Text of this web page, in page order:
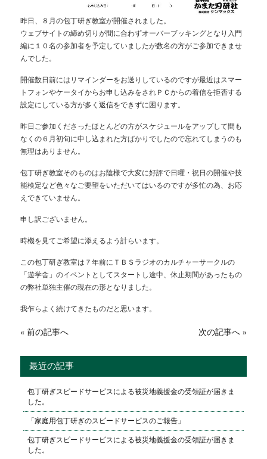
昨日、８月の包丁研ぎ教室が開催されました。
ウェブサイトの締め切りが間に合わずオーバーブッキングとなり 入門
編に１０名の参加者を予定していましたが数名の方がご参加できませ
んでした。
開催数日前にはリマインダーをお送りしているのですが最近はスマー
トフォンやケータイからお申し込みをされＰＣからの着信を拒否する
設定にしている方が多く 返信をできずに困ります。
昨日ご参加くださったほとんどの方がスケジュールをアップして間も
なくの６月初旬に申し込まれた方ばかりでしたので忘れてしまうのも
無理はありません。
包丁研ぎ教室そのものはお陰様で大変に好評で日曜・祝日の開催や技
能検定など色々なご要望をいただいてはいるのですが多忙の為、お応
えできていません。
申し訳ございません。
時機を見てご希望に添えるよう計らいます。
この包丁研ぎ教室は ７年前にＴＢＳラジオのカルチャーサークルの
「遊学舎」のイベントとしてスタートし途中、休止期間があったもの
の弊社単独主催の現在の形となりました。
我乍らよく続けてきたものだと思います。
« 前の記事へ 次の記事へ »
最近の記事
包丁研ぎスピードサービスによる被災地義援金の受領証が届きま
した。
「家庭用包丁研ぎのスピードサービスのご報告」
包丁研ぎスピードサービスによる被災地義援金の受領証が届きま
した。